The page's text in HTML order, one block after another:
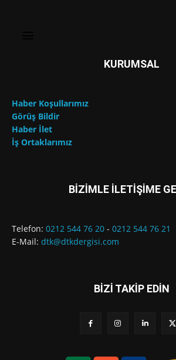
KURUMSAL
Haber Koşullarımız
Görüş Bildir
Haber İlet
İş Ortaklarımız
BİZİMLE İLETİŞİME
Telefon: 0212 544 76 20 - 0212 544 76 21
E-Mail: dtk@dtkdergisi.com
BİZİ TAKİP EDİN